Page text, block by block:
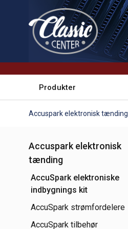
Produkter
Accuspark elektronisk tænding
Accuspark elektronisk
tænding
AccuSpark elektroniske
indbygnings kit
AccuSpark strømfordelere
AccuSpark tilbehør